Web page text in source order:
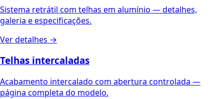
Sistema retrátil com telhas em alumínio — detalhes,
galeria e especificações.
Ver detalhes →
Telhas intercaladas
Acabamento intercalado com abertura controlada —
página completa do modelo.